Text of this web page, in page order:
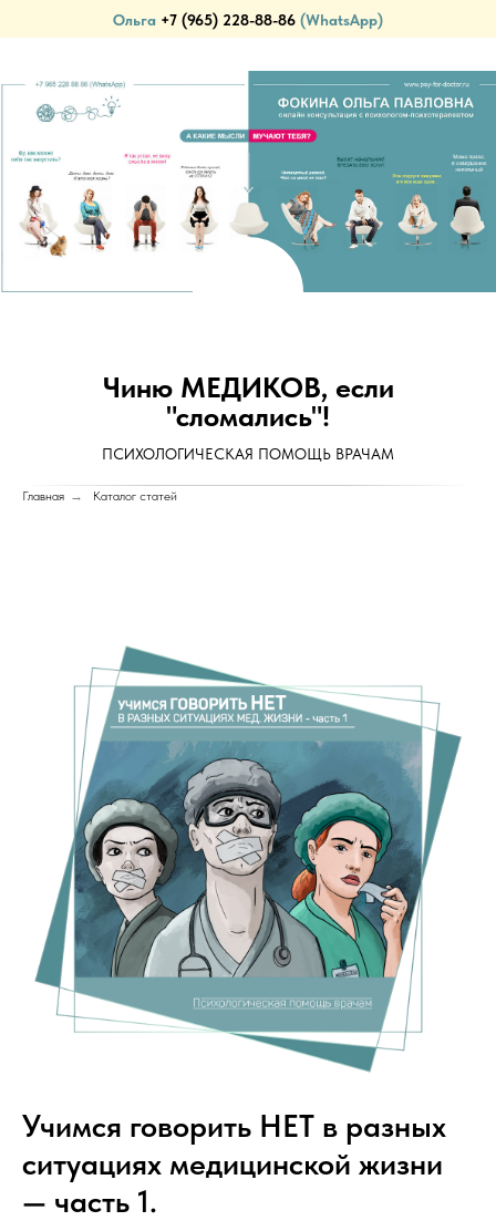
Ольга +7 (965) 228-88-86 (WhatsApp)
Чиню МЕДИКОВ, если
"сломались"!
ПСИХОЛОГИЧЕСКАЯ ПОМОЩЬ ВРАЧАМ
Главная → Каталог статей
Учимся говорить НЕТ в разных
ситуациях медицинской жизни
— часть 1.